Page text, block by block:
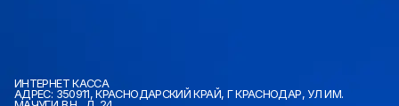
ИНТЕРНЕТ КАССА
АДРЕС: 350911, КРАСНОДАРСКИЙ КРАЙ, Г КРАСНОДАР, УЛ ИМ.